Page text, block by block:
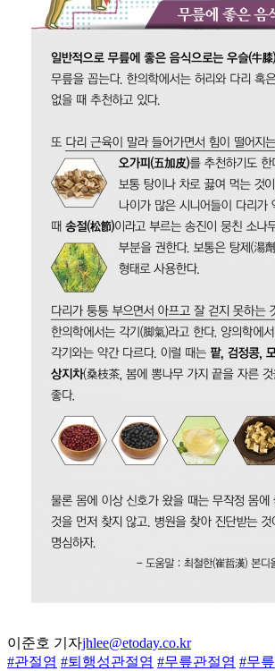
이준호 기자jhlee@etoday.co.kr
#관절염 #퇴행성관절염 #무릎관절염 #무릎